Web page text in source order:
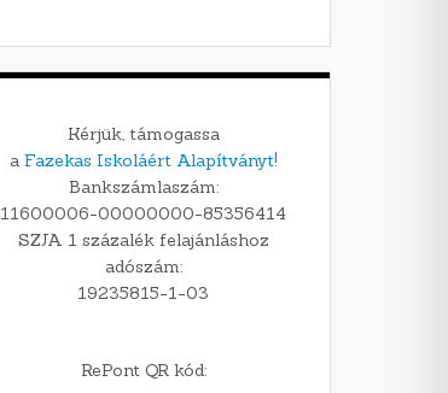
Kérjük, támogassa
a Fazekas Iskoláért Alapítványt!
Bankszámlaszám:
11600006-00000000-85356414
SZJA 1 százalék felajánláshoz
adószám:
19235815-1-03
RePont QR kód: